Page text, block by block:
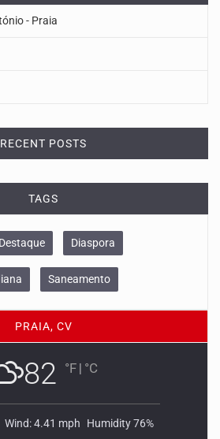
- Praia
RECENT POSTS
TAGS
Destaque Diaspora
Saneamento
PRAIA, CV
82 °F | °C
Wind: 4.41 mph Humidity 76%